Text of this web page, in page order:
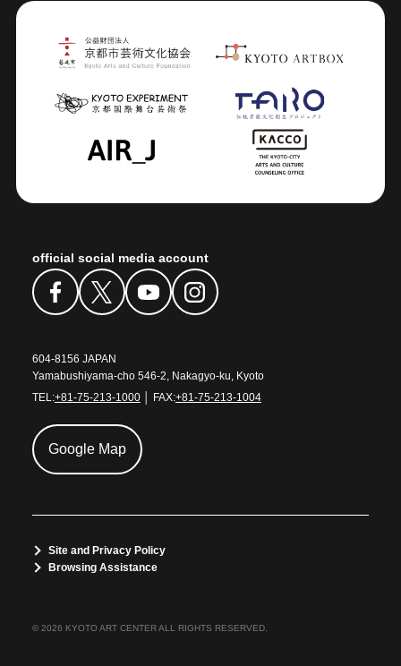
official social media account
604-8156 JAPAN
Yamabushiyama-cho 546-2, Nakagyo-ku, Kyoto
TEL:+81-75-213-1000│ FAX:+81-75-213-1004
Google Map
Site and Privacy Policy
Browsing Assistance
© 2026 KYOTO ART CENTER ALL RIGHTS RESERVED.